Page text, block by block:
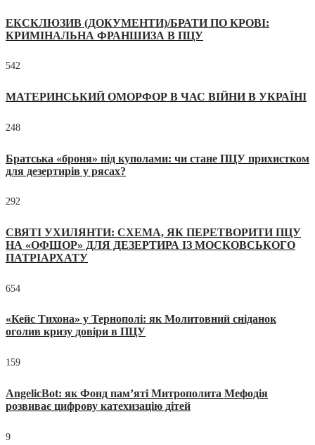
ЕКСКЛЮЗИВ (ДОКУМЕНТИ)/БРАТИ ПО КРОВІ:
КРИМІНАЛЬНА ФРАНШИЗА В ПЦУ
542
МАТЕРИНСЬКИЙ ОМОРФОР В ЧАС ВІЙНИ В УКРАЇНІ
248
Братська «броня» під куполами: чи стане ПЦУ прихистком
для дезертирів у рясах?
292
СВЯТІ УХИЛЯНТИ: СХЕМА, ЯК ПЕРЕТВОРИТИ ПЦУ
НА «ОФШОР» ДЛЯ ДЕЗЕРТИРА ІЗ МОСКОВСЬКОГО
ПАТРІАРХАТУ
654
«Кейс Тихона» у Тернополі: як Молитовний сніданок
оголив кризу довіри в ПЦУ
159
AngelicBot: як Фонд пам’яті Митрополита Мефодія
розвиває цифрову катехизацію дітей
9